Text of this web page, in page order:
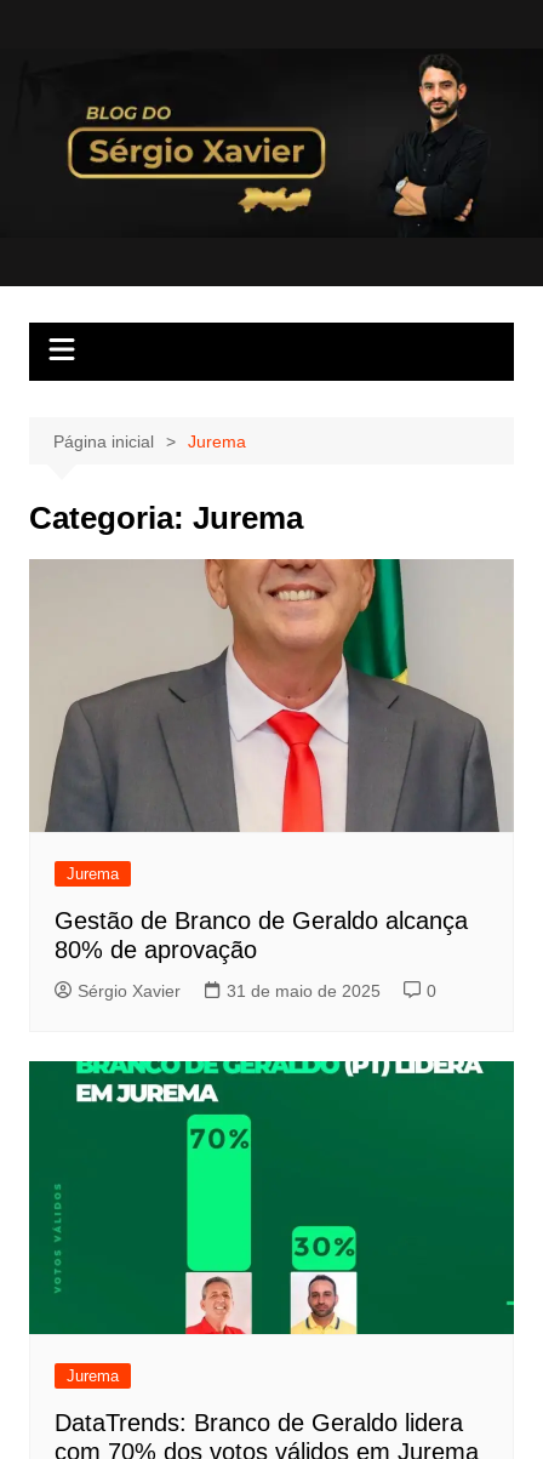
Página inicial Jurema
Categoria: Jurema
Jurema
Gestão de Branco de Geraldo alcança
80% de aprovação
Sérgio Xavier 31 de maio de 2025 0
Jurema
DataTrends: Branco de Geraldo lidera
com 70% dos votos válidos em Jurema